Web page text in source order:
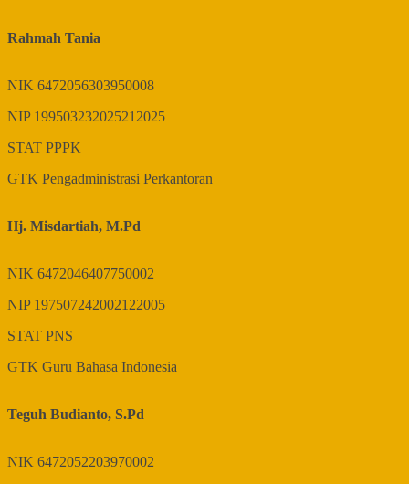
Rahmah Tania
NIK 6472056303950008
NIP 199503232025212025
STAT PPPK
GTK Pengadministrasi Perkantoran
Hj. Misdartiah, M.Pd
NIK 6472046407750002
NIP 197507242002122005
STAT PNS
GTK Guru Bahasa Indonesia
Teguh Budianto, S.Pd
NIK 6472052203970002